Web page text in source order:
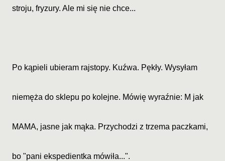
stroju, fryzury. Ale mi się nie chce...
Po kąpieli ubieram rajstopy. Kuźwa. Pękły. Wysyłam
niemęża do sklepu po kolejne. Mówię wyraźnie: M jak
MAMA, jasne jak mąka. Przychodzi z trzema paczkami,
bo "pani ekspedientka mówiła...".